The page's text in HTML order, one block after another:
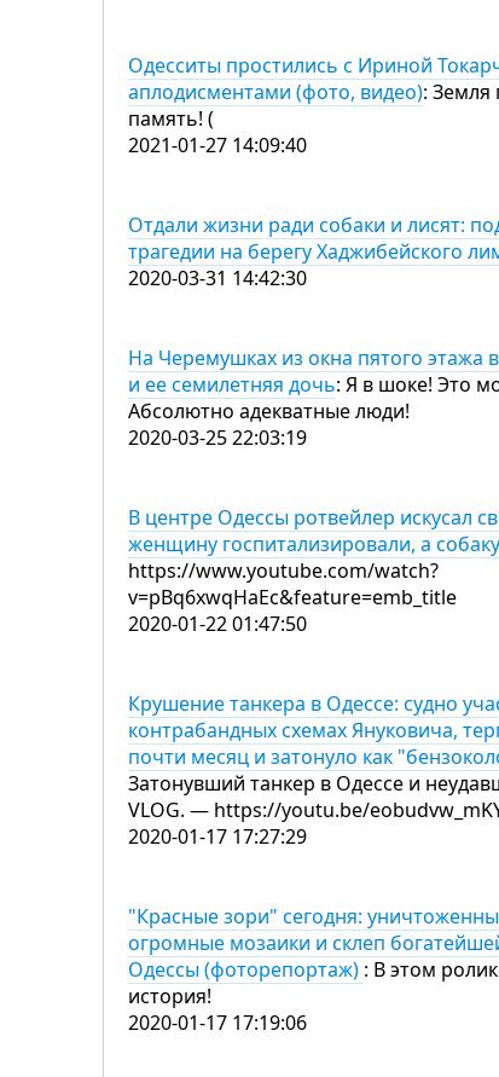
Одесситы простились с Ириной
аплодисментами (фото, видео): Земля
память! (
2021-01-27 14:09:40
Отдали жизни ради собаки и лисят:
трагедии на берегу Хаджибейского
2020-03-31 14:42:30
На Черемушках из окна пятого
и ее семилетняя дочь: Я в шоке! Это
Абсолютно адекватные люди!
2020-03-25 22:03:19
В центре Одессы ротвейлер искусал
женщину госпитализировали, а
https://www.youtube.com/watch?
v=pBq6xwqHaEc&feature=emb_title
2020-01-22 01:47:50
Крушение танкера в Одессе: судно
контрабандных схемах Януковича,
почти месяц и затонуло как
Затонувший танкер в Одессе и
VLOG. — https://youtu.be/
2020-01-17 17:27:29
"Красные зори" сегодня:
огромные мозаики и склеп
Одессы (фоторепортаж) : В этом
история!
2020-01-17 17:19:06